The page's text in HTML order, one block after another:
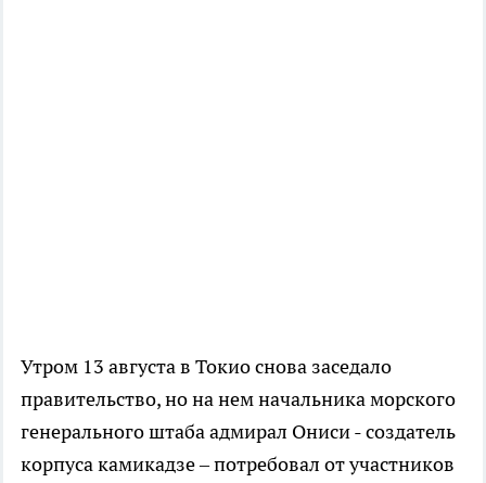
Утром 13 августа в Токио снова заседало
правительство, но на нем начальника морского
генерального штаба адмирал Ониси - создатель
корпуса камикадзе – потребовал от участников